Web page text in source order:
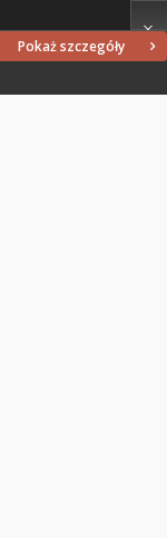
Pokaż szczegóły